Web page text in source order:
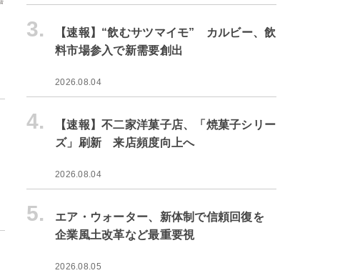
3.
【速報】“飲むサツマイモ” カルビー、飲
料市場参入で新需要創出
2026.08.04
4.
【速報】不二家洋菓子店、「焼菓子シリー
ズ」刷新 来店頻度向上へ
2026.08.04
5.
エア・ウォーター、新体制で信頼回復を
企業風土改革など最重要視
2026.08.05